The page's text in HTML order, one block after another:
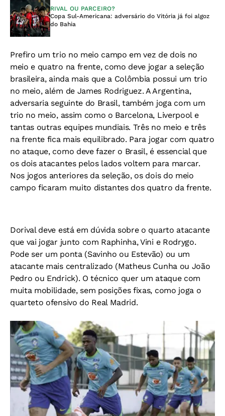
RIVAL OU PARCEIRO?
Copa Sul-Americana: adversário do Vitória já foi algoz
do Bahia
Prefiro um trio no meio campo em vez de dois no
meio e quatro na frente, como deve jogar a seleção
brasileira, ainda mais que a Colômbia possui um trio
no meio, além de James Rodriguez. A Argentina,
adversaria seguinte do Brasil, também joga com um
trio no meio, assim como o Barcelona, Liverpool e
tantas outras equipes mundiais. Três no meio e três
na frente fica mais equilibrado. Para jogar com quatro
no ataque, como deve fazer o Brasil, é essencial que
os dois atacantes pelos lados voltem para marcar.
Nos jogos anteriores da seleção, os dois do meio
campo ficaram muito distantes dos quatro da frente.
Dorival deve está em dúvida sobre o quarto atacante
que vai jogar junto com Raphinha, Vini e Rodrygo.
Pode ser um ponta (Savinho ou Estevão) ou um
atacante mais centralizado (Matheus Cunha ou João
Pedro ou Endrick). O técnico quer um ataque com
muita mobilidade, sem posições fixas, como joga o
quarteto ofensivo do Real Madrid.